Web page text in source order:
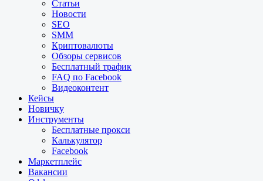
Статьи
Новости
SEO
SMM
Криптовалюты
Обзоры сервисов
Бесплатный трафик
FAQ по Facebook
Видеоконтент
Кейсы
Новичку
Инструменты
Бесплатные прокси
Калькулятор
Facebook
Маркетплейс
Вакансии